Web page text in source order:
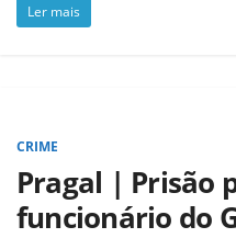
Ler mais
CRIME
Pragal | Prisão
funcionário do